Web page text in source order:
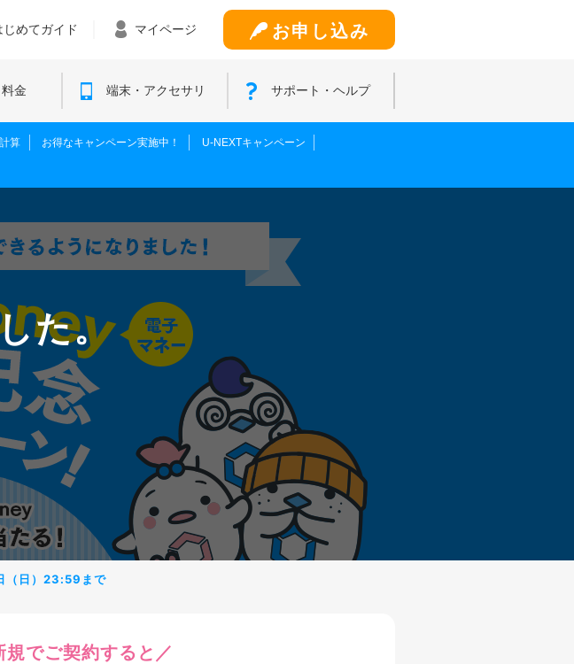
じめてガイド マイページ お申し込み
金 端末・アクセサリ サポート・ヘルプ
算 お得なキャンペーン実施中！ U-NEXTキャンペーン
（日）23:59まで
規でご契約すると